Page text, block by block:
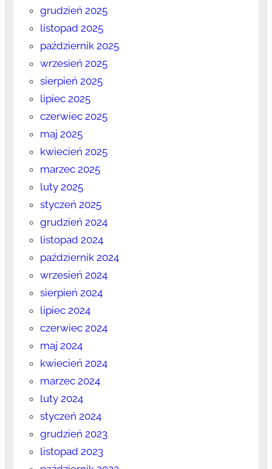
grudzień 2025
listopad 2025
październik 2025
wrzesień 2025
sierpień 2025
lipiec 2025
czerwiec 2025
maj 2025
kwiecień 2025
marzec 2025
luty 2025
styczeń 2025
grudzień 2024
listopad 2024
październik 2024
wrzesień 2024
sierpień 2024
lipiec 2024
czerwiec 2024
maj 2024
kwiecień 2024
marzec 2024
luty 2024
styczeń 2024
grudzień 2023
listopad 2023